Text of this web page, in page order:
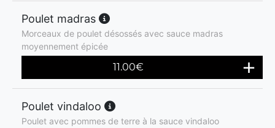
Poulet madras
Morceaux de poulet désossés avec sauce madras
moyennement épicée
11.00€
Poulet vindaloo
Poulet avec pommes de terre à la sauce vindaloo